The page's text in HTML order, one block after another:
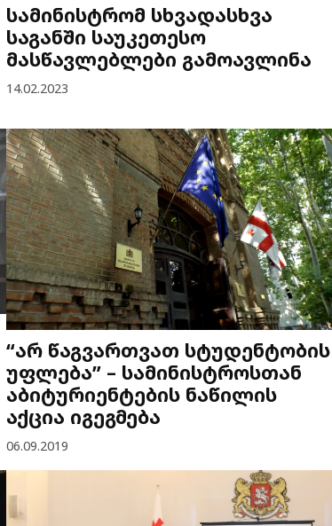
სამინისტრომ სხვადასხვა
საგანში საუკეთესო
მასწავლებლები გამოავლინა
14.02.2023
“არ წაგვართვათ სტუდენტობის
უფლება” – სამინისტროსთან
აბიტურიენტების ნაწილის
აქცია იგეგმება
06.09.2019